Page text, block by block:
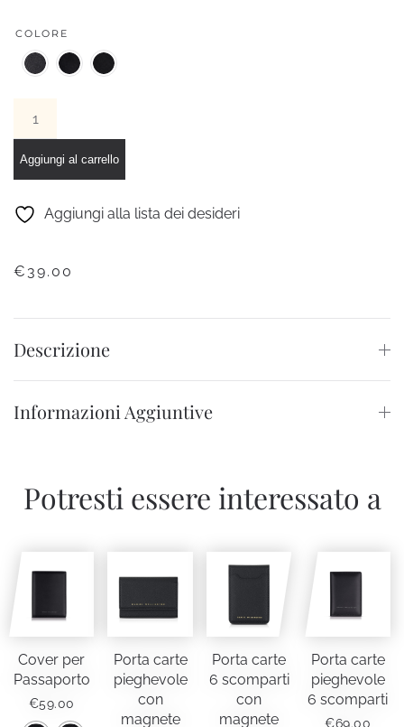
COLORE
scomparti
con
magnete
Aggiungi al carrello
Aggiungi alla lista dei desideri
€ 39.00
Descrizione
Informazioni Aggiuntive
Potresti essere interessato a
Cover per
Passaporto
€59.00
Porta carte
pieghevole
con
magnete
Porta carte
6 scomparti
con
magnete
Porta carte
pieghevole
6 scomparti
€69.00